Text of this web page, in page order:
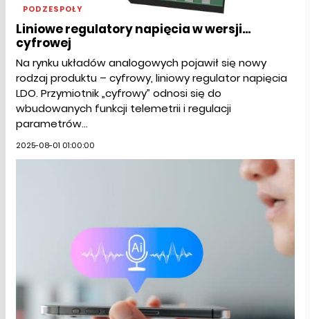
PODZESPOŁY
Liniowe regulatory napięcia w wersji...
cyfrowej
Na rynku układów analogowych pojawił się nowy
rodzaj produktu – cyfrowy, liniowy regulator napięcia
LDO. Przymiotnik „cyfrowy” odnosi się do
wbudowanych funkcji telemetrii i regulacji
parametrów...
2025-08-01 01:00:00